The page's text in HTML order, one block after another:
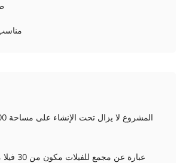
عبارة عن